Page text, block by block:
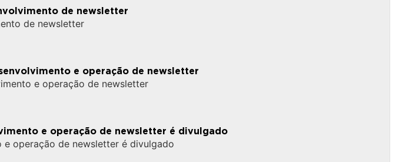
de newsletter
de newsletter
e operação de newsletter
e operação de newsletter
e operação de newsletter é divulgado
operação de newsletter é divulgado